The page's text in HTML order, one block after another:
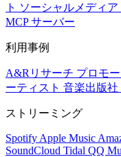
ト ソーシャルメディア
MCP サーバー
利用事例
A&Rリサーチ プロモ
ーティスト 音楽出版社
ストリーミング
Spotify Apple Music
SoundCloud Tidal QQ